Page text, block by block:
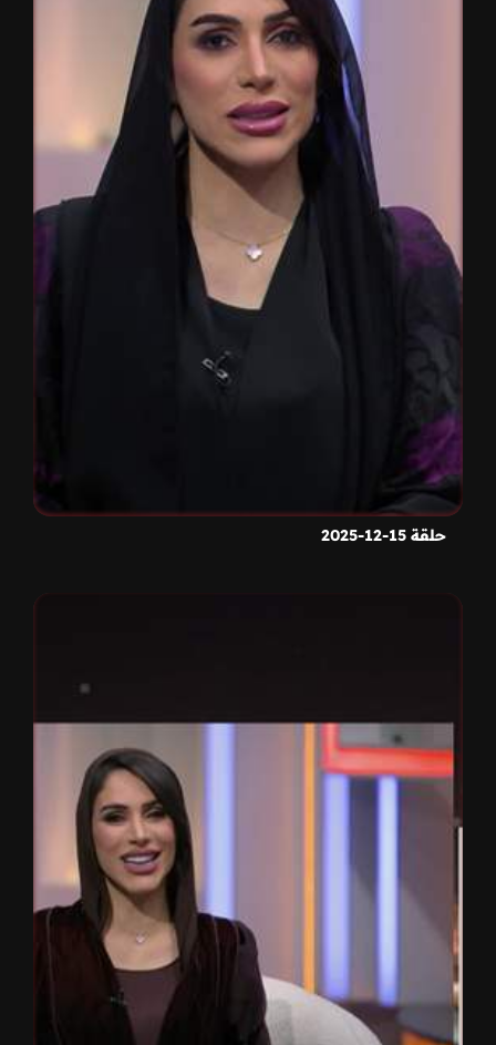
حلقة 15-12-2025